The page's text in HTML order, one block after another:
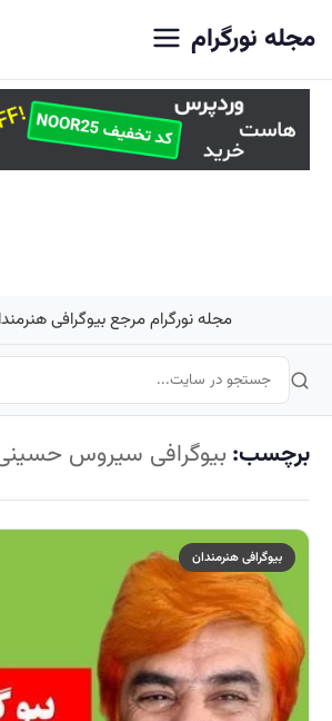
مجله نورگرام
مجله نورگرام مرجع بیوگرافی
برچسب: بیوگرافی سیروس
بیوگرافی هنرمندان